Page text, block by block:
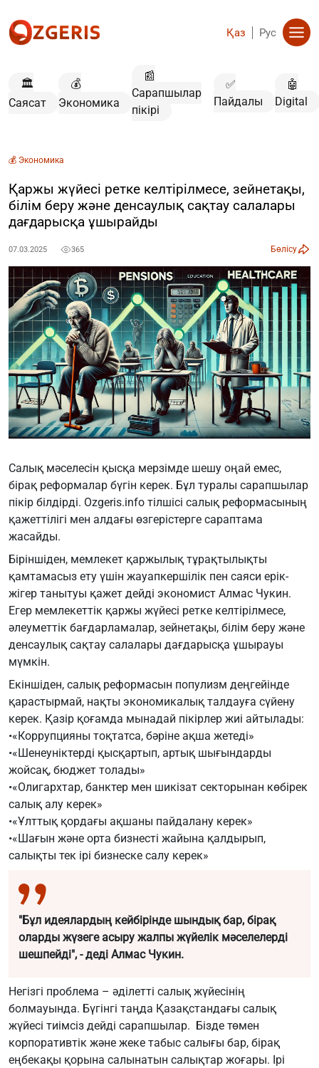
Қаз Рус
🏛️
Саясат
💰
Экономика
📰
Сарапшылар
пікірі
✅
Пайдалы
🤖
Digital
💰 Экономика
Қаржы жүйесі ретке келтірілмесе, зейнетақы,
білім беру және денсаулық сақтау салалары
дағдарысқа ұшырайды
07.03.2025 365 Бөлісу
Салық мәселесін қысқа мерзімде шешу оңай емес,
бірақ реформалар бүгін керек. Бұл туралы сарапшылар
пікір білдірді. Ozgeris.info тілшісі салық реформасының
қажеттілігі мен алдағы өзгерістерге сараптама
жасайды.
Біріншіден, мемлекет қаржылық тұрақтылықты
қамтамасыз ету үшін жауапкершілік пен саяси ерік-
жігер танытуы қажет дейді экономист Алмас Чукин.
Егер мемлекеттік қаржы жүйесі ретке келтірілмесе,
әлеуметтік бағдарламалар, зейнетақы, білім беру және
денсаулық сақтау салалары дағдарысқа ұшырауы
мүмкін.
Екіншіден, салық реформасын популизм деңгейінде
қарастырмай, нақты экономикалық талдауға сүйену
керек. Қазір қоғамда мынадай пікірлер жиі айтылады:
•«Коррупцияны тоқтатса, бәріне ақша жетеді»
•«Шенеуніктерді қысқартып, артық шығындарды
жойсақ, бюджет толады»
•«Олигархтар, банктер мен шикізат секторынан көбірек
салық алу керек»
•«Ұлттық қордағы ақшаны пайдалану керек»
•«Шағын және орта бизнесті жайына қалдырып,
салықты тек ірі бизнеске салу керек»
"Бұл идеялардың кейбірінде шындық бар, бірақ
оларды жүзеге асыру жалпы жүйелік мәселелерді
шешпейді", - деді Алмас Чукин.
Негізгі проблема – әділетті салық жүйесінің
болмауында. Бүгінгі таңда Қазақстандағы салық
жүйесі тиімсіз дейді сарапшылар. Бізде төмен
корпоративтік және жеке табыс салығы бар, бірақ
еңбекақы қорына салынатын салықтар жоғары. Ірі